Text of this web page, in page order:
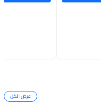
عرض الكل